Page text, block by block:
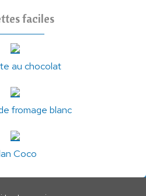
faciles
au chocolat
fromage blanc
Coco